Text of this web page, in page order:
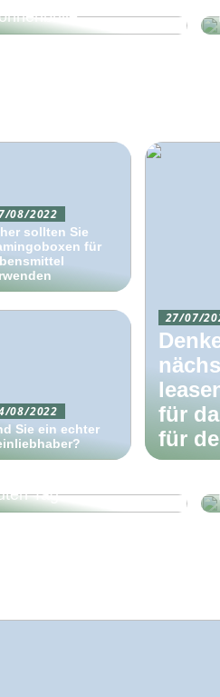
08/2022
sollten Sie
für
08/2022
Sie ein echter
27/07/
für
für
gute Nacht ist der
Tag